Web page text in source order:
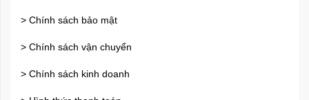
> Chính sách bảo mật
> Chính sách vận chuyển
> Chính sách kinh doanh